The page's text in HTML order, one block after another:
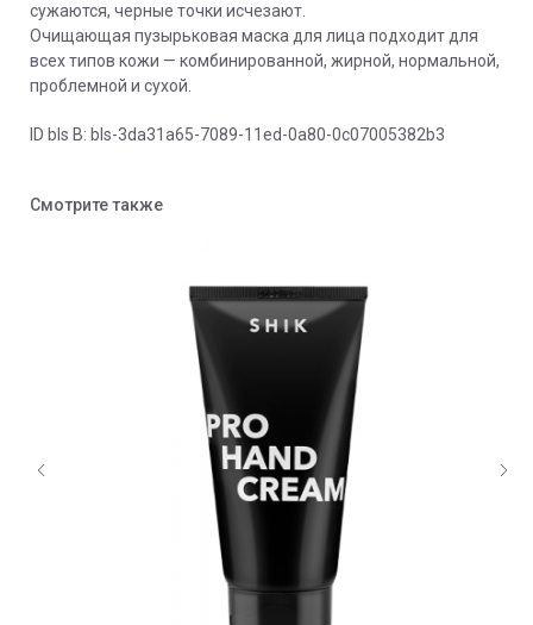
сужаются, черные точки исчезают.
Очищающая пузырьковая маска для лица подходит для
всех типов кожи — комбинированной, жирной, нормальной,
проблемной и сухой.
ID bls В: bls-3da31a65-7089-11ed-0a80-0c07005382b3
Смотрите также